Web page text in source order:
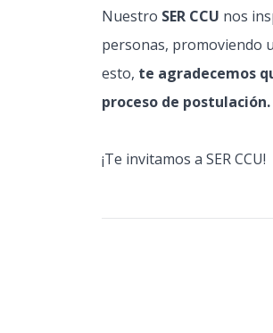
Nuestro SER CCU nos
personas, promoviendo
esto, te agradecemos
proceso de postulación.
¡Te invitamos a SER CCU!